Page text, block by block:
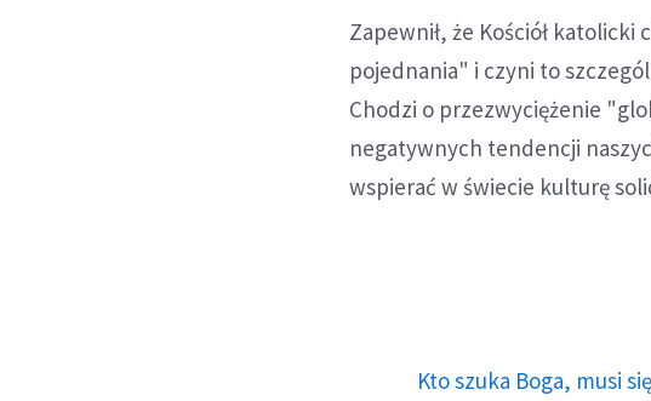
Zapewnił, że Kościół
pojednania" i czyni to
Chodzi o przezwyciężenie
negatywnych tendencji
wspierać w świecie kulturę
Kto szuka Boga, musi